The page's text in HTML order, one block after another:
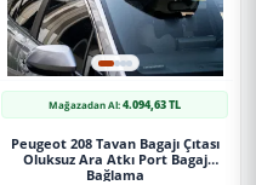
Mağazadan Al:4.094,63 TL
Peugeot 208 Tavan Bagajı Çıtası
Oluksuz Ara Atkı Port Bagaj
Bağlama